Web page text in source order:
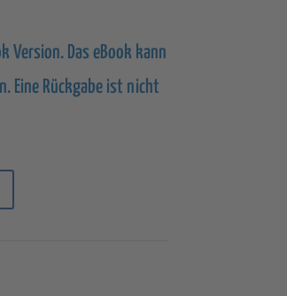
Version. Das eBook kann
Eine Rückgabe ist nicht